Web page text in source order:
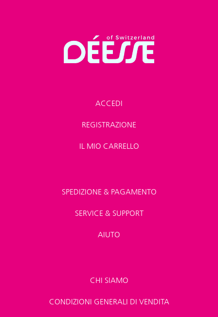
ACCEDI
REGISTRAZIONE
IL MIO CARRELLO
SPEDIZIONE & PAGAMENTO
SERVICE & SUPPORT
AIUTO
CHI SIAMO
CONDIZIONI GENERALI DI VENDITA